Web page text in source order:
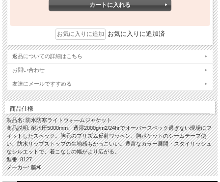
お気に入りに追加済
返品についての詳細はこちら
お問い合わせ
友達にメールですすめる
商品仕様
製品名: 防水防寒ライトウォ―ムジャケット
商品説明: 耐水圧5000mm、透湿2000g/m2/24hrでオーバースペック過ぎない現場にフ
ィットしたスペック。胸元のプリズム反射ワッペン、胸ポケットのシームテープ使
い、防水リップストップの生地感もかっこいい。豊富なカラー展開・スタイリッシュ
なシルエットで、着こなしの幅がより広がる。
型番: 8127
メーカー: 藤和